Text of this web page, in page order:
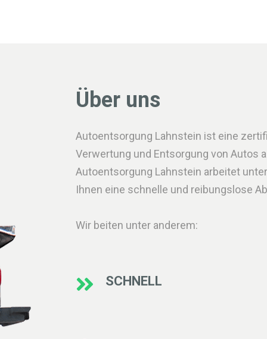
Über uns
Autoentsorgung Lahnstein ist eine
Verwertung und Entsorgung von Autos
Autoentsorgung Lahnstein arbeitet
Ihnen eine schnelle und reibungslose
Wir beiten unter anderem:
SCHNELL